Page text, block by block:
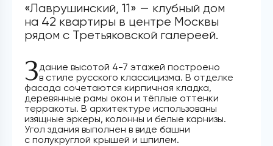
«Лаврушинский, 11» — клубный дом
на 42 квартиры в центре Москвы
рядом с Третьяковской галереей.
Здание высотой 4-7 этажей построено
в стиле русского классицизма. В отделке
фасада сочетаются кирпичная кладка,
деревянные рамы окон и тёплые оттенки
терракоты. В архитектуре использованы
изящные эркеры, колонны и белые карнизы.
Угол здания выполнен в виде башни
с полукруглой крышей и шпилем.